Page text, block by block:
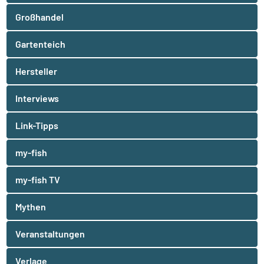
Großhandel
Gartenteich
Hersteller
Interviews
Link-Tipps
my-fish
my-fish TV
Mythen
Veranstaltungen
Verlage